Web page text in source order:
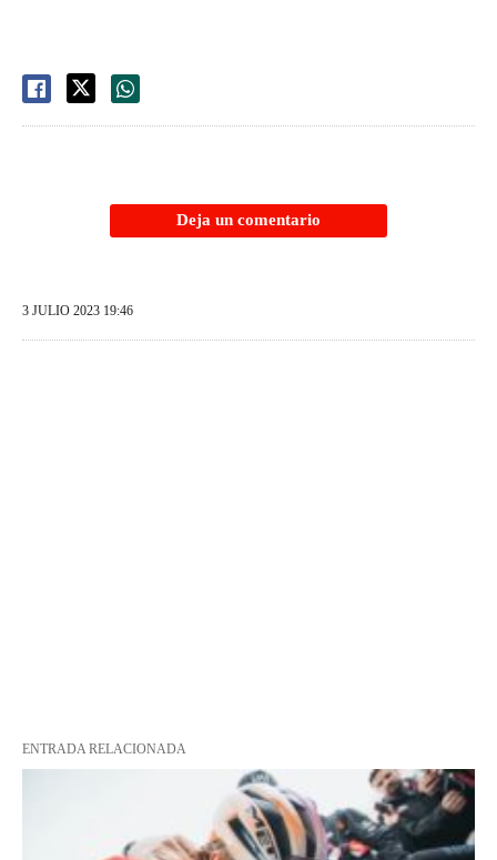
Deja un comentario
3 JULIO 2023 19:46
ENTRADA RELACIONADA